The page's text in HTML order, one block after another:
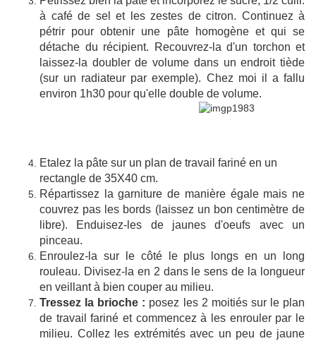
à café de sel et les zestes de citron. Continuez à
pétrir pour obtenir une pâte homogène et qui se
détache du récipient. Recouvrez-la d'un torchon et
laissez-la doubler de volume dans un endroit tiède
(sur un radiateur par exemple). Chez moi il a fallu
environ 1h30 pour qu'elle double de volume.
Etalez la pâte sur un plan de travail fariné en un
rectangle de 35X40 cm.
Répartissez la garniture de manière égale mais ne
couvrez pas les bords (laissez un bon centimètre de
libre). Enduisez-les de jaunes d'oeufs avec un
pinceau.
Enroulez-la sur le côté le plus longs en un long
rouleau. Divisez-la en 2 dans le sens de la longueur
en veillant à bien couper au milieu.
Tressez la brioche : posez les 2 moitiés sur le plan
de travail fariné et commencez à les enrouler par le
milieu. Collez les extrémités avec un peu de jaune